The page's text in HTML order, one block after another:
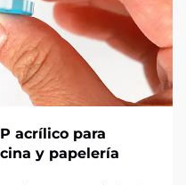
acrílico para
y papelería